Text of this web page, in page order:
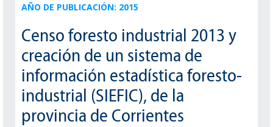
AÑO DE PUBLICACIÓN: 2015
Censo foresto industrial 2013 y
creación de un sistema de
información estadística foresto-
industrial (SIEFIC), de la
provincia de Corrientes